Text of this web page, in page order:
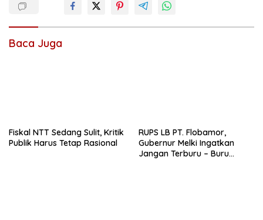
Baca Juga
Fiskal NTT Sedang Sulit, Kritik
Publik Harus Tetap Rasional
RUPS LB PT. Flobamor,
Gubernur Melki Ingatkan
Jangan Terburu – Buru